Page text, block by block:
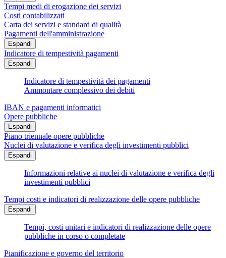
Tempi medi di erogazione dei servizi
Costi contabilizzati
Carta dei servizi e standard di qualità
Pagamenti dell'amministrazione
Espandi
Indicatore di tempestività pagamenti
Espandi
Indicatore di tempestività dei pagamenti
Ammontare complessivo dei debiti
IBAN e pagamenti informatici
Opere pubbliche
Espandi
Piano triennale opere pubbliche
Nuclei di valutazione e verifica degli investimenti pubblici
Espandi
Informazioni relative ai nuclei di valutazione e verifica degli
investimenti pubblici
Tempi costi e indicatori di realizzazione delle opere pubbliche
Espandi
Tempi, costi unitari e indicatori di realizzazione delle opere
pubbliche in corso o completate
Pianificazione e governo del territorio